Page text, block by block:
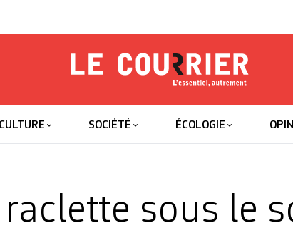
Le Courrier
CULTURE SOCIÉTÉ ÉCOLOGIE
sous le